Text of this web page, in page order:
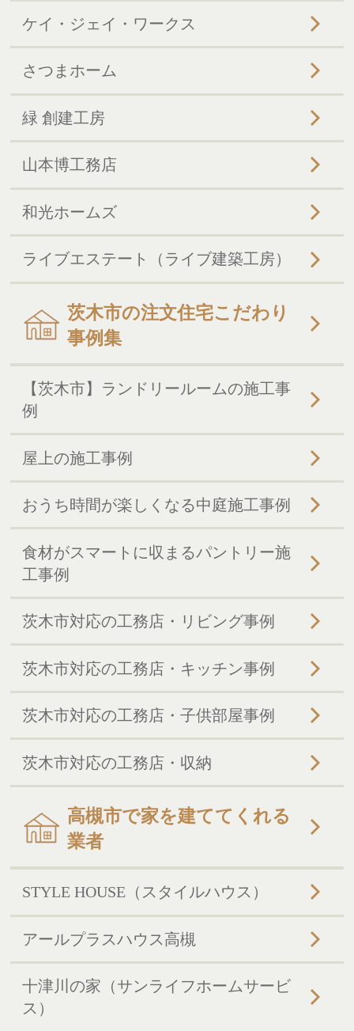
ケイ・ジェイ・ワークス
さつまホーム
緑 創建工房
山本博工務店
和光ホームズ
ライブエステート（ライブ建築工房）
茨木市の注文住宅こだわり
事例集
【茨木市】ランドリールームの施工事
例
屋上の施工事例
おうち時間が楽しくなる中庭施工事例
食材がスマートに収まるパントリー施
工事例
茨木市対応の工務店・リビング事例
茨木市対応の工務店・キッチン事例
茨木市対応の工務店・子供部屋事例
茨木市対応の工務店・収納
高槻市で家を建ててくれる
業者
STYLE HOUSE（スタイルハウス）
アールプラスハウス高槻
十津川の家（サンライフホームサービ
ス）